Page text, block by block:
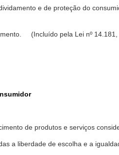
e de proteção do
(Incluído pela Lei nº 14.181,
de produtos e serviços
a liberdade de escolha e a